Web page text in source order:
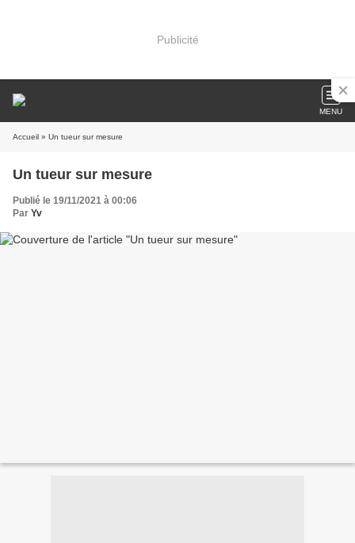
Publicité
MENU
Accueil » Un tueur sur mesure
Un tueur sur mesure
Publié le 19/11/2021 à 00:06
Par Yv